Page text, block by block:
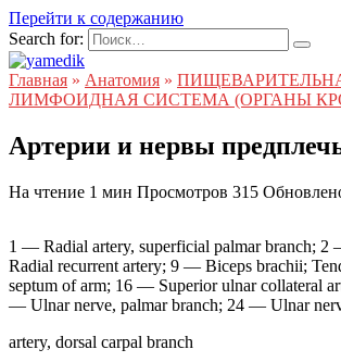
Перейти к содержанию
Search for:
Главная » Анатомия »
ЛИМФОИДНАЯ СИСТЕМА (ОРГАНЫ
Артерии и нервы
На чтение 1 мин Просмотров 315
1 — Radial artery, superficial palmar branch;
Radial recurrent artery; 9 — Biceps brachii;
septum of arm; 16 — Superior ulnar
— Ulnar nerve, palmar branch; 24 — Ulnar
artery, dorsal carpal branch